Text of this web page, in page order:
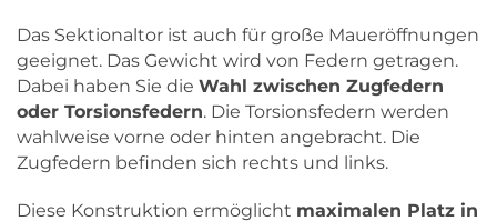
Das Sektionaltor ist auch für große Maueröffnungen
geeignet. Das Gewicht wird von Federn getragen.
Dabei haben Sie die Wahl zwischen Zugfedern
oder Torsionsfedern. Die Torsionsfedern werden
wahlweise vorne oder hinten angebracht. Die
Zugfedern befinden sich rechts und links.
Diese Konstruktion ermöglicht maximalen Platz in